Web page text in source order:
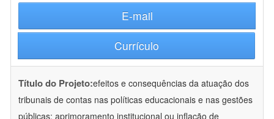
E-mail
Currículo
Título do Projeto:efeitos e consequências da atuação dos
tribunais de contas nas políticas educacionais e nas gestões
públicas: aprimoramento institucional ou inflação de